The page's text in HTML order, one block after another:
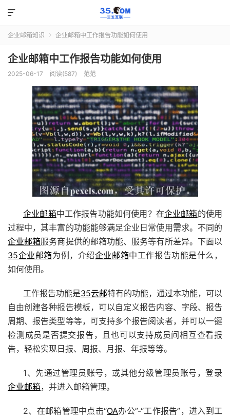

企业邮箱知识  企业邮箱中工作报告功能如何使用
企业邮箱中工作报告功能如何使用
2025-06-17 阅读(587) 范范
企业邮箱中工作报告功能如何使用？在企业邮箱的使用
过程中，其丰富的功能能够满足企业日常使用需求。不同的
企业邮箱服务商提供的邮箱功能、服务等有所差异。下面以
35企业邮箱为例，介绍企业邮箱中工作报告功能是什么，
如何使用。
工作报告功能是35云邮特有的功能，通过本功能，可以
自由创建各种报告模板，可以自定义报告内容、字段、报告
周期、报告类型等等，可支持多个报告阅读者，并可以一键
检测成员是否提交报告，且也可以支持成员间相互查看报
告，轻松实现日报、周报、月报、年报等等。
1、先通过管理员账号，或其他分级管理员账号，登录
企业邮箱，并进入邮箱管理。
2、在邮箱管理中点击“OA办公”-“工作报告”，进入到工